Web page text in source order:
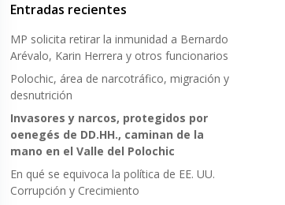
Entradas recientes
MP solicita retirar la inmunidad a Bernardo
Arévalo, Karin Herrera y otros funcionarios
Polochic, área de narcotráfico, migración y
desnutrición
Invasores y narcos, protegidos por
oenegés de DD.HH., caminan de la
mano en el Valle del Polochic
En qué se equivoca la política de EE. UU.
Corrupción y Crecimiento